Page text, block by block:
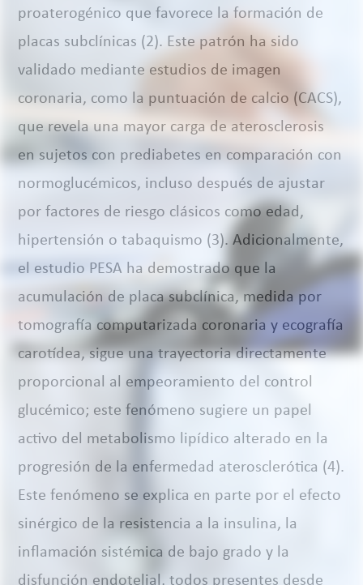
proaterogénico que favorece la formación de
placas subclínicas (2). Este patrón ha sido
validado mediante estudios de imagen
coronaria, como la puntuación de calcio (CACS),
que revela una mayor carga de aterosclerosis
en sujetos con prediabetes en comparación con
normoglucémicos, incluso después de ajustar
por factores de riesgo clásicos como edad,
hipertensión o tabaquismo (3). Adicionalmente,
el estudio PESA ha demostrado que la
acumulación de placa subclínica, medida por
tomografía computarizada coronaria y ecografía
carotídea, sigue una trayectoria directamente
proporcional al empeoramiento del control
glucémico; este fenómeno sugiere un papel
activo del metabolismo lipídico alterado en la
progresión de la enfermedad aterosclerótica (4).
Este fenómeno se explica en parte por el efecto
sinérgico de la resistencia a la insulina, la
inflamación sistémica de bajo grado y la
disfunción endotelial, todos presentes desde